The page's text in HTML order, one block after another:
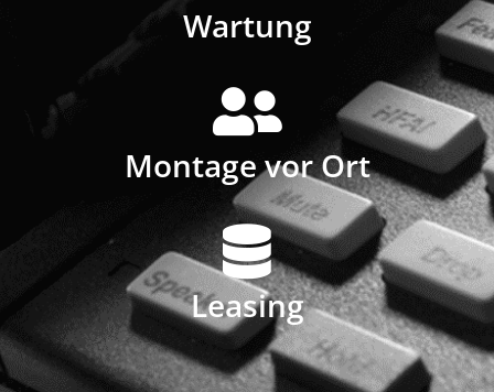
Wartung
Montage vor Ort
Leasing